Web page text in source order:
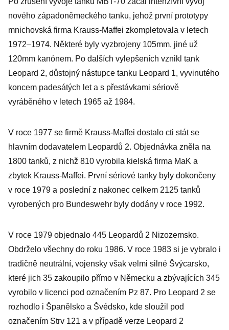
Babišovi
nového západoněmeckého tanku, jehož první prototypy
mnichovská firma Krauss-Maffei zkompletovala v letech
1972–1974. Některé byly vyzbrojeny 105mm, jiné už
120mm kanónem. Po dalších vylepšeních vznikl tank
Leopard 2, důstojný nástupce tanku Leopard 1, vyvinutého
koncem padesátých let a s přestávkami sériově
vyráběného v letech 1965 až 1984.
V roce 1977 se firmě Krauss-Maffei dostalo cti stát se
hlavním dodavatelem Leopardů 2. Objednávka zněla na
1800 tanků, z nichž 810 vyrobila kielská firma MaK a
zbytek Krauss-Maffei. První sériové tanky byly dokončeny
v roce 1979 a poslední z nakonec celkem 2125 tanků
vyrobených pro Bundeswehr byly dodány v roce 1992.
V roce 1979 objednalo 445 Leopardů 2 Nizozemsko.
Obdrželo všechny do roku 1986. V roce 1983 si je vybralo i
tradičně neutrální, vojensky však velmi silné Švýcarsko,
které jich 35 zakoupilo přímo v Německu a zbývajících 345
vyrobilo v licenci pod označením Pz 87. Pro Leopard 2 se
rozhodlo i Španělsko a Švédsko, kde sloužil pod
označením Strv 121 a v případě verze Leopard 2